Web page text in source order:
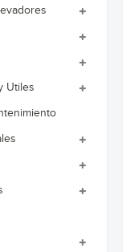
Utiles